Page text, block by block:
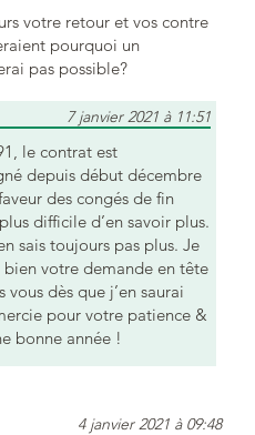
votre retour et vos contre
pourquoi un
pas possible?
7 janvier 2021 à 11:51
le contrat est
depuis début décembre
des congés de fin
difficile d’en savoir plus.
sais toujours pas plus. Je
bien votre demande en tête
vous dès que j’en saurai
pour votre patience &
bonne année !
4 janvier 2021 à 09:48